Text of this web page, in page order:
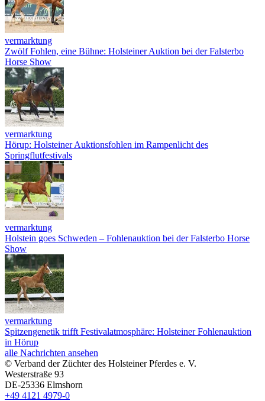
vermarktung
Zwölf Fohlen, eine Bühne: Holsteiner Auktion bei der Falsterbo
Horse Show
vermarktung
Hörup: Holsteiner Auktionsfohlen im Rampenlicht des
Springflutfestivals
vermarktung
Holstein goes Schweden – Fohlenauktion bei der Falsterbo Horse
Show
vermarktung
Spitzengenetik trifft Festivalatmosphäre: Holsteiner Fohlenauktion
in Hörup
alle Nachrichten ansehen
© Verband der Züchter des Holsteiner Pferdes e. V.
Westerstraße 93
DE-25336 Elmshorn
+49 4121 4979-0